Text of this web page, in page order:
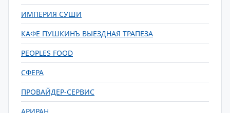
ИМПЕРИЯ СУШИ
КАФЕ ПУШКИНЪ ВЫЕЗДНАЯ ТРАПЕЗА
PEOPLES FOOD
СФЕРА
ПРОВАЙДЕР-СЕРВИС